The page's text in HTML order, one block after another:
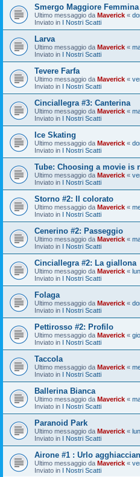
Smergo Maggiore Femmina
Ultimo messaggio da Maverick «
Inviato in I Nostri Scatti
Larva
Ultimo messaggio da Maverick «
Inviato in I Nostri Scatti
Tevere Farfa
Ultimo messaggio da Maverick «
Inviato in I Nostri Scatti
Cinciallegra #3: Canterina
Ultimo messaggio da Maverick «
Inviato in I Nostri Scatti
Ice Skating
Ultimo messaggio da Maverick «
Inviato in I Nostri Scatti
Tube: Choosing a movie is
Ultimo messaggio da Maverick «
Inviato in I Nostri Scatti
Storno #2: Il colorato
Ultimo messaggio da Maverick «
Inviato in I Nostri Scatti
Cenerino #2: Passeggio
Ultimo messaggio da Maverick «
Inviato in I Nostri Scatti
Cinciallegra #2: La giallona
Ultimo messaggio da Maverick «
Inviato in I Nostri Scatti
Folaga
Ultimo messaggio da Maverick «
Inviato in I Nostri Scatti
Pettirosso #2: Profilo
Ultimo messaggio da Maverick «
Inviato in I Nostri Scatti
Taccola
Ultimo messaggio da Maverick «
Inviato in I Nostri Scatti
Ballerina Bianca
Ultimo messaggio da Maverick «
Inviato in I Nostri Scatti
Paranoid Park
Ultimo messaggio da Maverick «
Inviato in I Nostri Scatti
Airone #1 : Urlo
Ultimo messaggio da Maverick «
Inviato in I Nostri Scatti